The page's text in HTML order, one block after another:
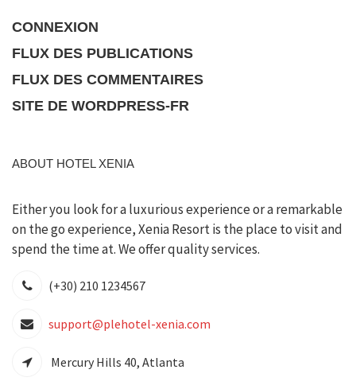
CONNEXION
FLUX DES PUBLICATIONS
FLUX DES COMMENTAIRES
SITE DE WORDPRESS-FR
ABOUT HOTEL XENIA
Either you look for a luxurious experience or a remarkable
on the go experience, Xenia Resort is the place to visit and
spend the time at. We offer quality services.
(+30) 210 1234567
support@plehotel-xenia.com
Mercury Hills 40, Atlanta